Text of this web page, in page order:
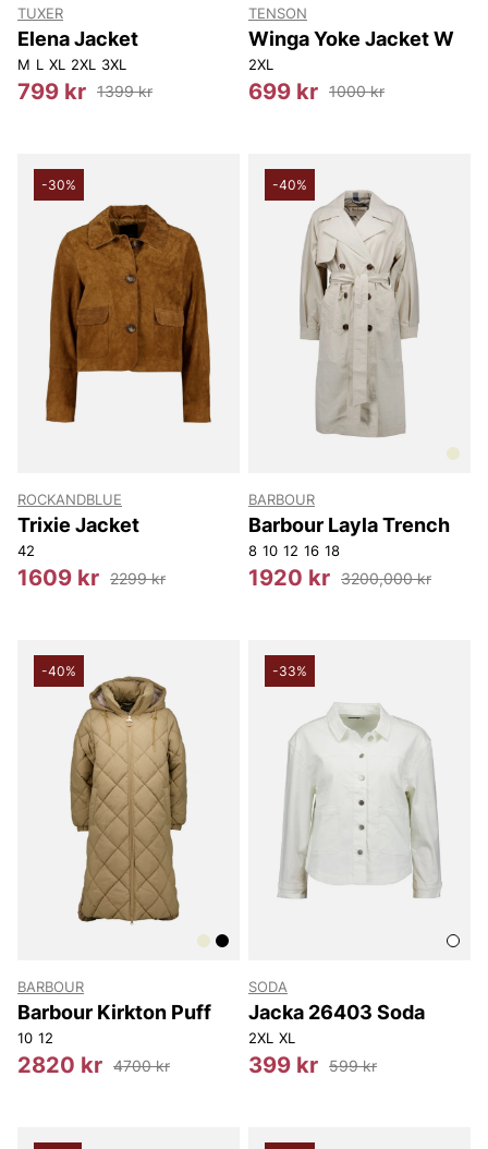
TUXER
Elena Jacket
M L XL 2XL 3XL
799 kr 1399 kr
TENSON
Winga Yoke Jacket W
2XL
699 kr 1000 kr
-30%
ROCKANDBLUE
Trixie Jacket
42
1609 kr 2299 kr
-40%
BARBOUR
Barbour Layla Trench
8 10 12 16 18
1920 kr 3200,000 kr
-40%
BARBOUR
Barbour Kirkton Puff
10 12
2820 kr 4700 kr
-33%
SODA
Jacka 26403 Soda
2XL XL
399 kr 599 kr